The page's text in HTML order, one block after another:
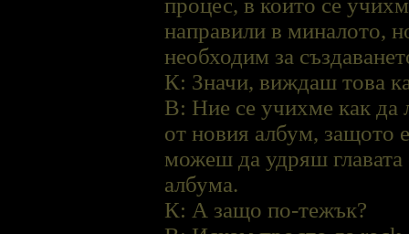
процес, в който се
направили в миналото,
необходим за
К: Значи, виждаш това
В: Ние се учихме как да
от новия албум, защото
можеш да удряш
албума.
К: А защо по-тежък?